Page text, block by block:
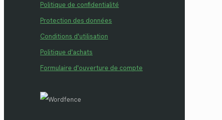
Politique de confidentialité
Protection des données
Conditions d'utilisation
Politique d'achats
Formulaire d'ouverture de compte